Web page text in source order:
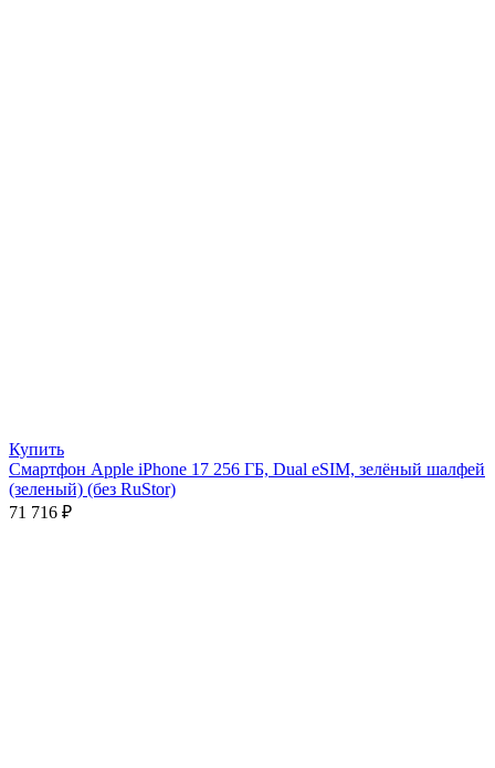
Купить
Смартфон Apple iPhone 17 256 ГБ, Dual eSIM, зелёный шалфей
(зеленый) (без RuStor)
71 716 ₽